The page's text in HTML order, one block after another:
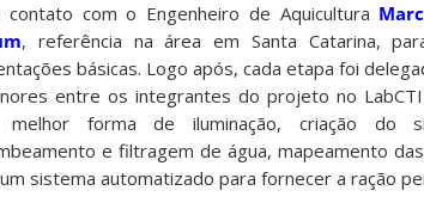
contato com o Engenheiro de Aquicultura
, referência na área em Santa Catarina,
básicas. Logo após, cada etapa foi
entre os integrantes do projeto no
melhor forma de iluminação, criação do
e filtragem de água, mapeamento
sistema automatizado para fornecer a ração